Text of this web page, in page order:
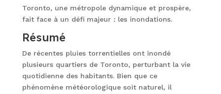
Toronto, une métropole dynamique et prospère,
fait face à un défi majeur : les inondations.
Résumé
De récentes pluies torrentielles ont inondé
plusieurs quartiers de Toronto, perturbant la vie
quotidienne des habitants. Bien que ce
phénomène météorologique soit naturel, il